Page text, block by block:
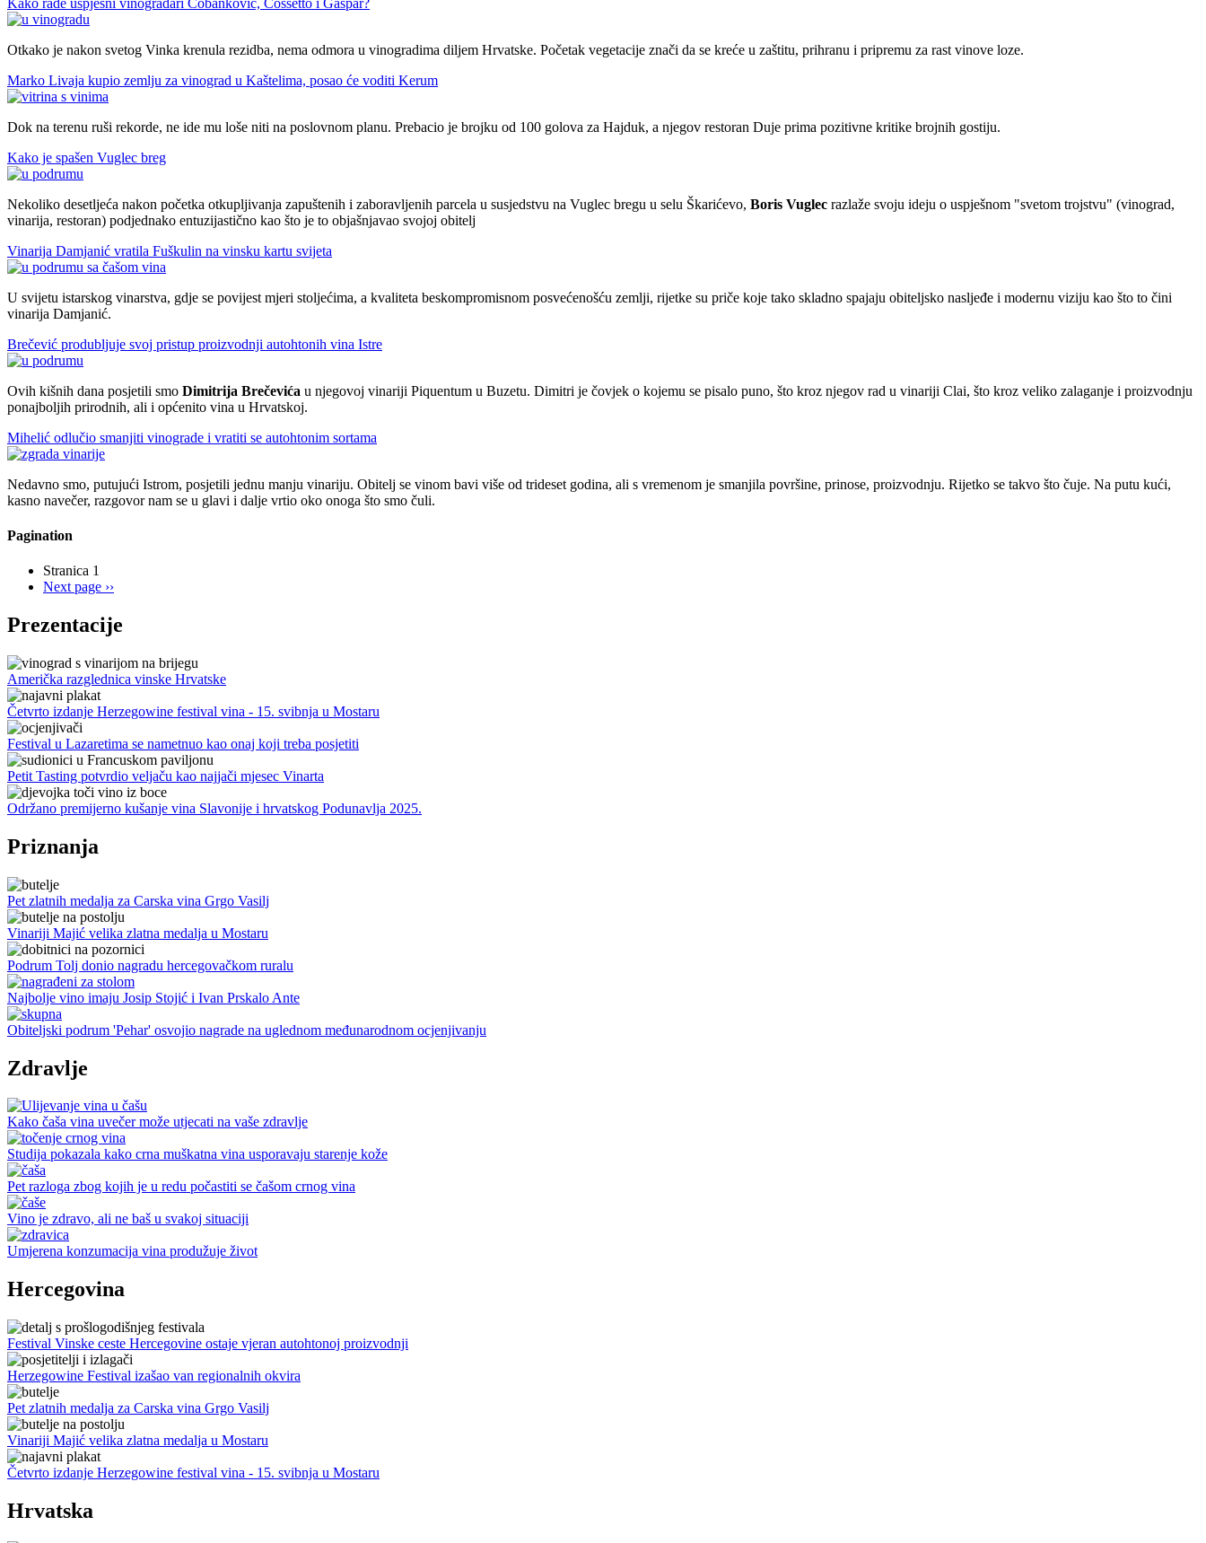
Otkako je nakon svetog Vinka krenula rezidba, nema odmora u vinogradima diljem Hrvatske. Početak vegetacije znači da se kreće u zaštitu, prihranu i pripremu za rast vinove loze.
Marko Livaja kupio zemlju za vinograd u Kaštelima, posao će voditi Kerum
Dok na terenu ruši rekorde, ne ide mu loše niti na poslovnom planu. Prebacio je brojku od 100 golova za Hajduk, a njegov restoran Duje prima pozitivne kritike brojnih gostiju.
Kako je spašen Vuglec breg
Nekoliko desetljeća nakon početka otkupljivanja zapuštenih i zaboravljenih parcela u susjedstvu na Vuglec bregu u selu Škarićevo, Boris Vuglec razlaže svoju ideju o uspješnom "svetom trojstvu" (vinograd,
vinarija, restoran) podjednako entuzijastično kao što je to objašnjavao svojoj obitelj
Vinarija Damjanić vratila Fuškulin na vinsku kartu svijeta
U svijetu istarskog vinarstva, gdje se povijest mjeri stoljećima, a kvaliteta beskompromisnom posvećenošću zemlji, rijetke su priče koje tako skladno spajaju obiteljsko nasljeđe i modernu viziju kao što to čini
vinarija Damjanić.
Brečević produbljuje svoj pristup proizvodnji autohtonih vina Istre
Ovih kišnih dana posjetili smo Dimitrija Brečevića u njegovoj vinariji Piquentum u Buzetu. Dimitri je čovjek o kojemu se pisalo puno, što kroz njegov rad u vinariji Clai, što kroz veliko zalaganje i proizvodnju
ponajboljih prirodnih, ali i općenito vina u Hrvatskoj.
Mihelić odlučio smanjiti vinograde i vratiti se autohtonim sortama
Nedavno smo, putujući Istrom, posjetili jednu manju vinariju. Obitelj se vinom bavi više od trideset godina, ali s vremenom je smanjila površine, prinose, proizvodnju. Rijetko se takvo što čuje. Na putu kući,
kasno navečer, razgovor nam se u glavi i dalje vrtio oko onoga što smo čuli.
Pagination
Stranica 1
Next page ››
Prezentacije
Američka razglednica vinske Hrvatske
Četvrto izdanje Herzegowine festival vina - 15. svibnja u Mostaru
Festival u Lazaretima se nametnuo kao onaj koji treba posjetiti
Petit Tasting potvrdio veljaču kao najjači mjesec Vinarta
Održano premijerno kušanje vina Slavonije i hrvatskog Podunavlja 2025.
Priznanja
Pet zlatnih medalja za Carska vina Grgo Vasilj
Vinariji Majić velika zlatna medalja u Mostaru
Podrum Tolj donio nagradu hercegovačkom ruralu
Najbolje vino imaju Josip Stojić i Ivan Prskalo Ante
Obiteljski podrum 'Pehar' osvojio nagrade na uglednom međunarodnom ocjenjivanju
Zdravlje
Kako čaša vina uvečer može utjecati na vaše zdravlje
Studija pokazala kako crna muškatna vina usporavaju starenje kože
Pet razloga zbog kojih je u redu počastiti se čašom crnog vina
Vino je zdravo, ali ne baš u svakoj situaciji
Umjerena konzumacija vina produžuje život
Hercegovina
Festival Vinske ceste Hercegovine ostaje vjeran autohtonoj proizvodnji
Herzegowine Festival izašao van regionalnih okvira
Pet zlatnih medalja za Carska vina Grgo Vasilj
Vinariji Majić velika zlatna medalja u Mostaru
Četvrto izdanje Herzegowine festival vina - 15. svibnja u Mostaru
Hrvatska